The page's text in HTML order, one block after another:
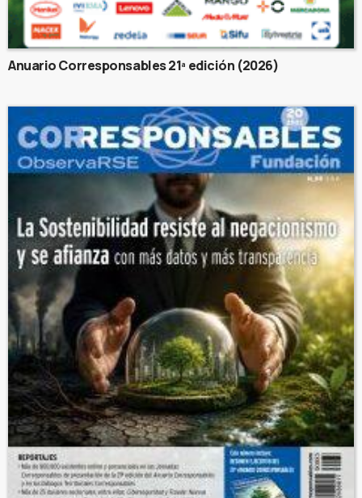
Anuario Corresponsables 21ª edición (2026)